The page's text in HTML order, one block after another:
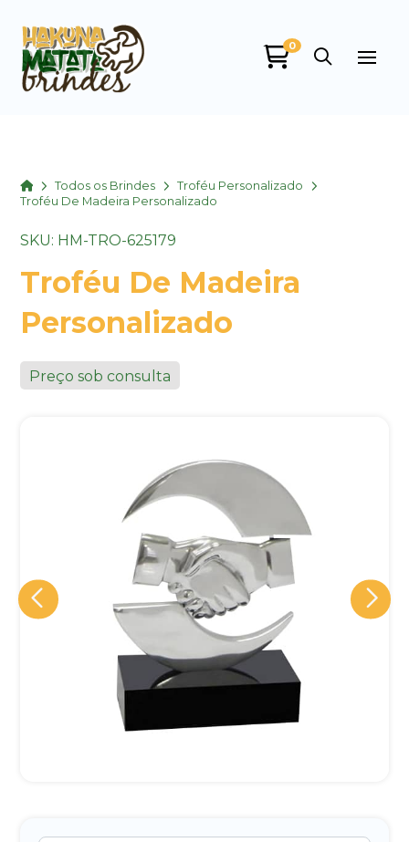
0
HomeTodos os Brindes
Troféu Personalizado
Troféu De Madeira Personalizado
SKU: HM-TRO-625179
Troféu De Madeira
Personalizado
Preço sob consulta